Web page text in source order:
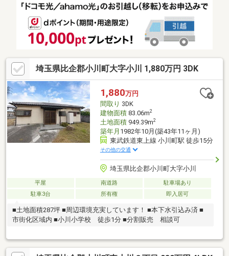
埼玉県比企郡小川町大字小川 1,880万円 3DK
1,880万円
間取り 3DK
建物面積83.06m2
土地面積949.39m2
築年月 1982年10月(築43年11ヶ月)
東武鉄道東上線 小川町駅 徒歩15分
その他の交通
埼玉県比企郡小川町大字小川
平屋 南道路
駐車場あり
駐車3台
所有権 即入居可
■土地面積287坪 ■周辺環境充実しています！ ■本下水引込み済 ■
市街化区域内 ■小川小学校 徒歩1分 ■分割販売 相談可